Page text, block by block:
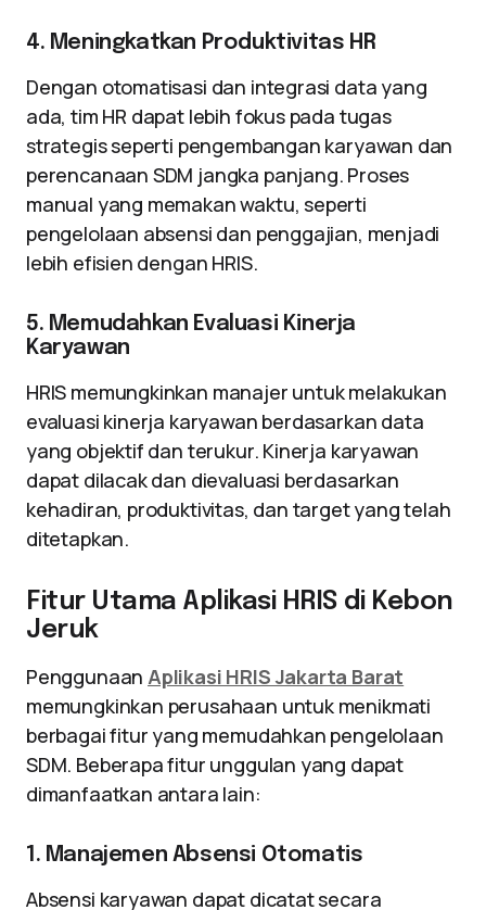
4. Meningkatkan Produktivitas HR
Dengan otomatisasi dan integrasi data yang
ada, tim HR dapat lebih fokus pada tugas
strategis seperti pengembangan karyawan dan
perencanaan SDM jangka panjang. Proses
manual yang memakan waktu, seperti
pengelolaan absensi dan penggajian, menjadi
lebih efisien dengan HRIS.
5. Memudahkan Evaluasi Kinerja
Karyawan
HRIS memungkinkan manajer untuk melakukan
evaluasi kinerja karyawan berdasarkan data
yang objektif dan terukur. Kinerja karyawan
dapat dilacak dan dievaluasi berdasarkan
kehadiran, produktivitas, dan target yang telah
ditetapkan.
Fitur Utama Aplikasi HRIS di Kebon
Jeruk
Penggunaan Aplikasi HRIS Jakarta Barat
memungkinkan perusahaan untuk menikmati
berbagai fitur yang memudahkan pengelolaan
SDM. Beberapa fitur unggulan yang dapat
dimanfaatkan antara lain:
1. Manajemen Absensi Otomatis
Absensi karyawan dapat dicatat secara